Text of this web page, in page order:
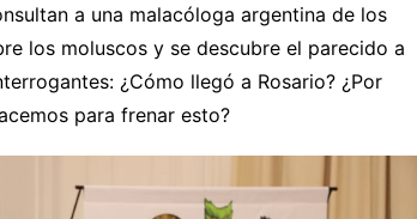
a una malacóloga argentina de los
los moluscos y se descubre el parecido a
¿Cómo llegó a Rosario? ¿Por
para frenar esto?